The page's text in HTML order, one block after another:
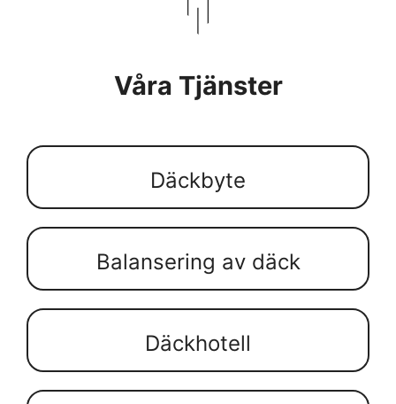
Våra Tjänster
Däckbyte
Balansering av däck
Däckhotell